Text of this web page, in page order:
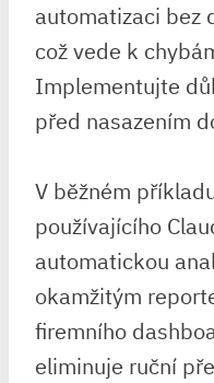
automatizaci⁣ bez
což vede k
Implementujte
před nasazením
V běžném
používajícího
automatickou
okamžitým
firemního
eliminuje ruční